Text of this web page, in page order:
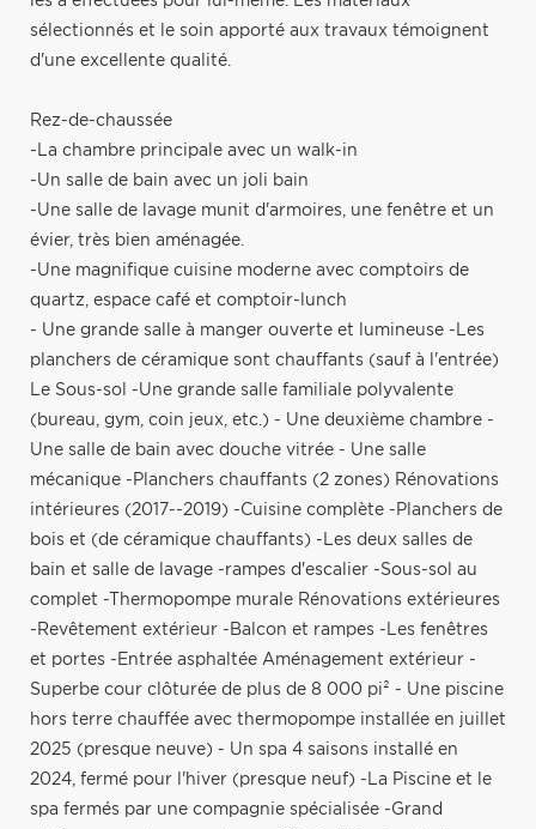
sélectionnés et le soin apporté aux travaux témoignent
d'une excellente qualité.
Rez-de-chaussée
-La chambre principale avec un walk-in
-Un salle de bain avec un joli bain
-Une salle de lavage munit d'armoires, une fenêtre et un
évier, très bien aménagée.
-Une magnifique cuisine moderne avec comptoirs de
quartz, espace café et comptoir-lunch
- Une grande salle à manger ouverte et lumineuse -Les
planchers de céramique sont chauffants (sauf à l'entrée)
Le Sous-sol -Une grande salle familiale polyvalente
(bureau, gym, coin jeux, etc.) - Une deuxième chambre -
Une salle de bain avec douche vitrée - Une salle
mécanique -Planchers chauffants (2 zones) Rénovations
intérieures (2017--2019) -Cuisine complète -Planchers de
bois et (de céramique chauffants) -Les deux salles de
bain et salle de lavage -rampes d'escalier -Sous-sol au
complet -Thermopompe murale Rénovations extérieures
-Revêtement extérieur -Balcon et rampes -Les fenêtres
et portes -Entrée asphaltée Aménagement extérieur -
Superbe cour clôturée de plus de 8 000 pi² - Une piscine
hors terre chauffée avec thermopompe installée en juillet
2025 (presque neuve) - Un spa 4 saisons installé en
2024, fermé pour l'hiver (presque neuf) -La Piscine et le
spa fermés par une compagnie spécialisée -Grand